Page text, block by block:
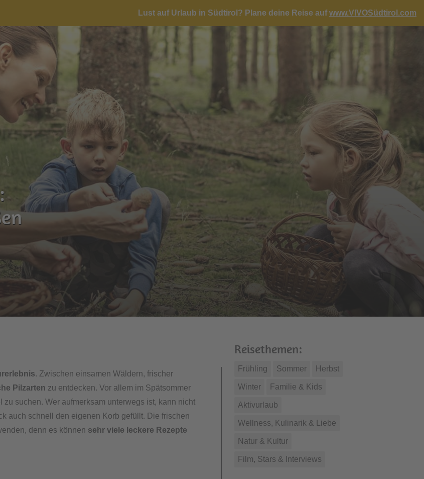
Lust auf Urlaub in Südtirol? Plane deine Reise aufwww.VIVOSüdtirol.com
. Zwischen einsamen Wäldern, frischer
Pilzarten zu entdecken. Vor allem im Spätsommer
suchen. Wer aufmerksam unterwegs ist, kann nicht
auch schnell den eigenen Korb gefüllt. Die frischen
denn es können sehr viele leckere Rezepte
Reisethemen:
Frühling Sommer Herbst
Winter Familie & Kids
Aktivurlaub
Wellness, Kulinarik & Liebe
Natur & Kultur
Film, Stars & Interviews